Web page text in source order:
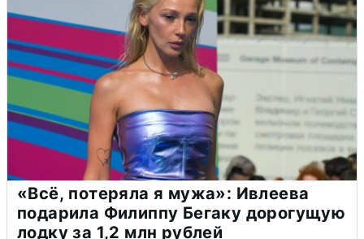
«Всё, потеряла я мужа»: Ивлеева
подарила Филиппу Бегаку дорогущую
лодку за 1,2 млн рублей